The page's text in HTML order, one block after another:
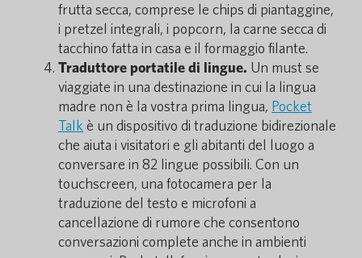
frutta secca, comprese le chips di piantaggine,
i pretzel integrali, i popcorn, la carne secca di
tacchino fatta in casa e il formaggio filante.
Traduttore portatile di lingue. Un must se
viaggiate in una destinazione in cui la lingua
madre non è la vostra prima lingua, Pocket
Talk è un dispositivo di traduzione bidirezionale
che aiuta i visitatori e gli abitanti del luogo a
conversare in 82 lingue possibili. Con un
touchscreen, una fotocamera per la
traduzione del testo e microfoni a
cancellazione di rumore che consentono
conversazioni complete anche in ambienti